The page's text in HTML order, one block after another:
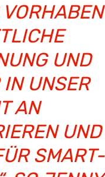
UND
UNSER
AN
UND D
SMART-H